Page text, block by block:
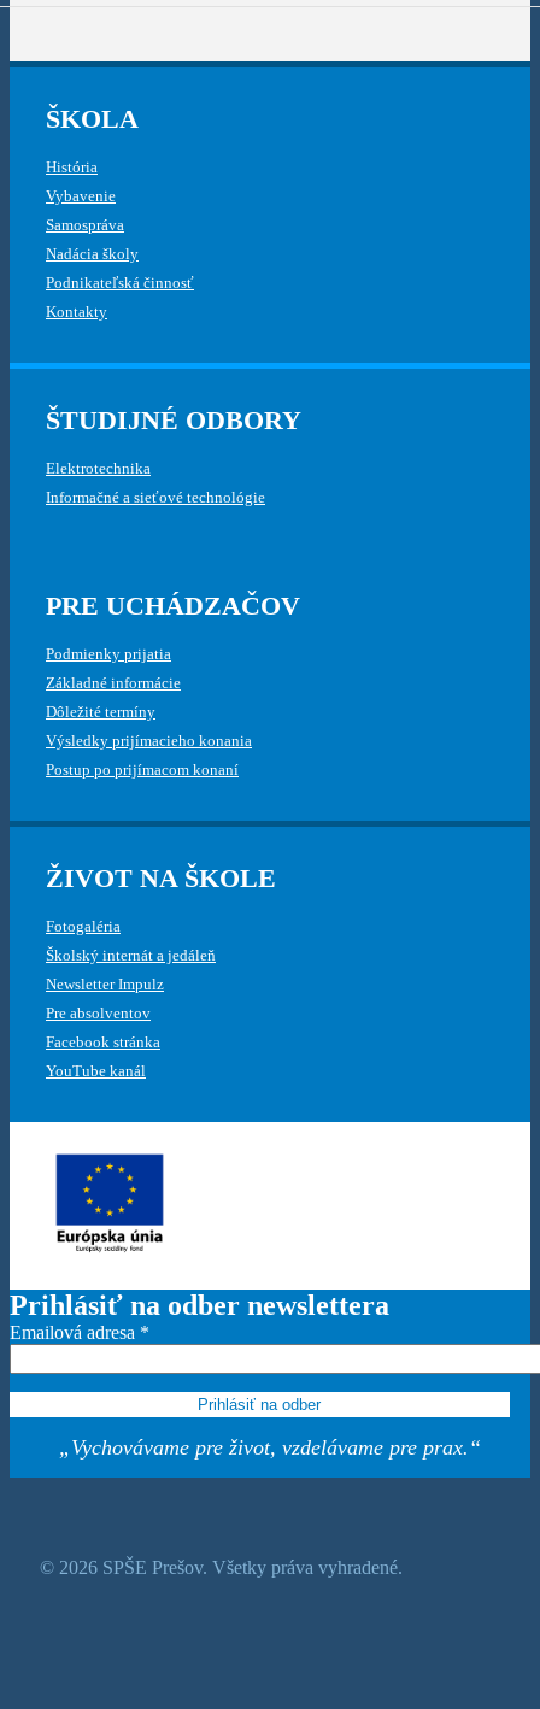
ŠKOLA
História
Vybavenie
Samospráva
Nadácia školy
Podnikateľská činnosť
Kontakty
ŠTUDIJNÉ ODBORY
Elektrotechnika
Informačné a sieťové technológie
PRE UCHÁDZAČOV
Podmienky prijatia
Základné informácie
Dôležité termíny
Výsledky prijímacieho konania
Postup po prijímacom konaní
ŽIVOT NA ŠKOLE
Fotogaléria
Školský internát a jedáleň
Newsletter Impulz
Pre absolventov
Facebook stránka
YouTube kanál
Prihlásiť na odber newslettera
Emailová adresa *
„Vychovávame pre život, vzdelávame pre prax.“
© 2026 SPŠE Prešov. Všetky práva vyhradené.